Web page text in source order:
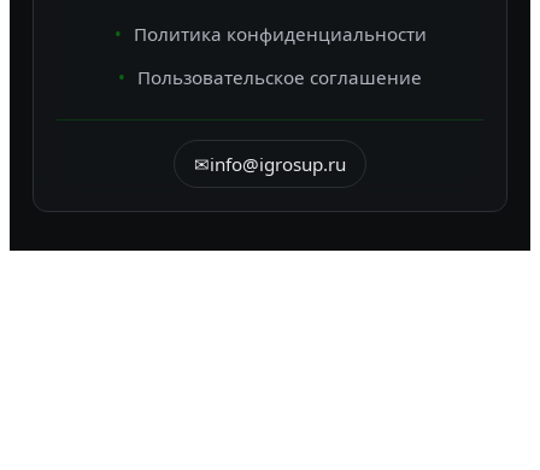
Политика конфиденциальности
Пользовательское соглашение
✉info@igrosup.ru